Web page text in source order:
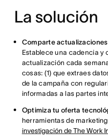
La solución
Comparte
Establece una cadencia y
actualización cada
cosas: (1) que extraes
de la campaña con
informadas a las partes
Optimiza tu oferta
herramientas de
investigación de The Work